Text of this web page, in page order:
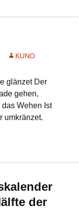
KUNO
glänzet Der
gehen,
Wehen Ist
umkränzet.
der